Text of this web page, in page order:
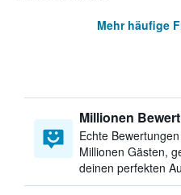
Mehr häufige
Millionen
Echte
Millionen Gästen,
deinen perfekten